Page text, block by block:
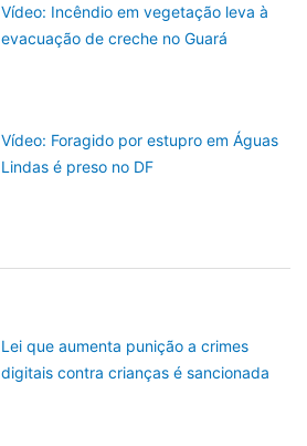
Vídeo: Incêndio em vegetação leva à
evacuação de creche no Guará
Vídeo: Foragido por estupro em Águas
Lindas é preso no DF
Lei que aumenta punição a crimes
digitais contra crianças é sancionada